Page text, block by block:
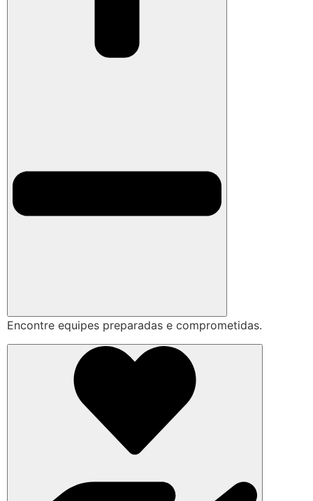
Encontre equipes preparadas e comprometidas.